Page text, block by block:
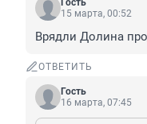
Гость
15 марта, 00:52
Врядли Долина
ОТВЕТИТЬ
Гость
16 марта, 07:45